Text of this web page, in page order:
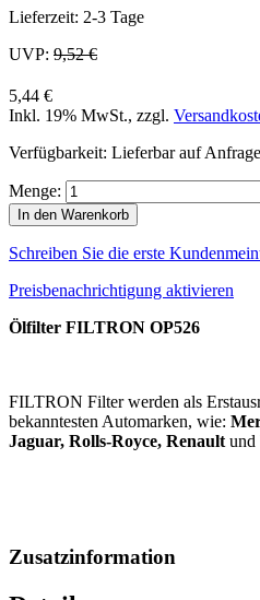
Lieferzeit: 2-3 Tage
UVP: 9,52 €
5,44 €
Inkl. 19% MwSt., zzgl.
Verfügbarkeit: Lieferbar auf Anfrage
Menge:
In den Warenkorb
Schreiben Sie die erste
Preisbenachrichtigung aktivieren
Ölfilter FILTRON OP526
FILTRON Filter werden als
bekanntesten Automarken, wie:
Jaguar, Rolls-Royce, Renault und
Zusatzinformation